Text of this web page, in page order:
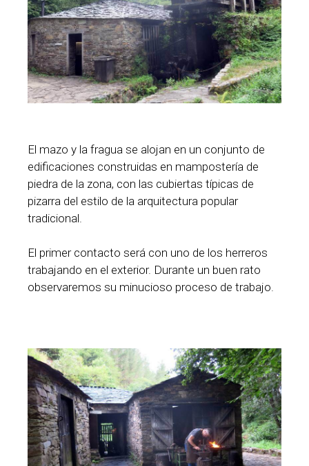
El mazo y la fragua se alojan en un conjunto de
edificaciones construidas en mampostería de
piedra de la zona, con las cubiertas típicas de
pizarra del estilo de la arquitectura popular
tradicional.
El primer contacto será con uno de los herreros
trabajando en el exterior. Durante un buen rato
observaremos su minucioso proceso de trabajo.